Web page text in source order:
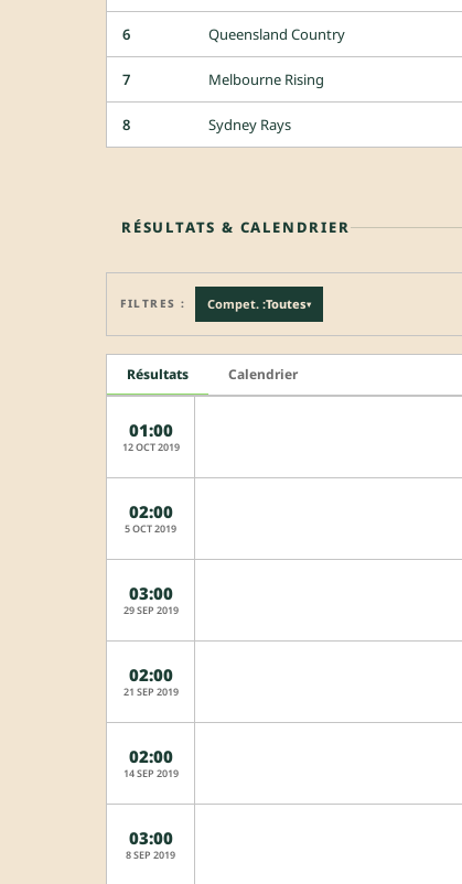
6 Queensland Country
7 Melbourne Rising
8 Sydney Rays
RÉSULTATS & CALENDRIER
FILTRES : Compet. :Toutes▾
Résultats Calendrier
01:00
12 OCT 2019
02:00
5 OCT 2019
03:00
29 SEP 2019
02:00
21 SEP 2019
02:00
14 SEP 2019
03:00
8 SEP 2019